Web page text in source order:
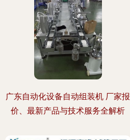
广东自动化设备自动组装机 厂家报
价、最新产品与技术服务全解析